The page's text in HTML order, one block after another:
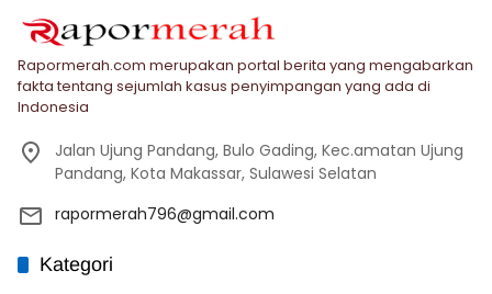
Rapormerah.com merupakan portal berita yang mengabarkan
fakta tentang sejumlah kasus penyimpangan yang ada di
Indonesia
Jalan Ujung Pandang, Bulo Gading, Kec.amatan Ujung
Pandang, Kota Makassar, Sulawesi Selatan
rapormerah796@gmail.com
Kategori